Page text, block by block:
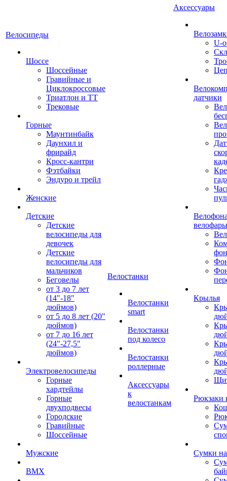
Велосипеды
Шоссе
Шоссейные
Гравийные и
Циклокроссовые
Триатлон и ТТ
Трековые
Горные
Маунтинбайк
Даунхил и
фрирайд
Кросс-кантри
Фэтбайки
Эндуро и трейл
Женские
Детские
Детские
велосипеды для
девочек
Детские
велосипеды для
мальчиков
Беговелы
от 3 до 7 лет
(14"-18"
дюймов)
от 5 до 8 лет (20"
дюймов)
от 7 до 16 лет
(24"-27,5"
дюймов)
Электровелосипеды
Горные
хардтейлы
Горные
двухподвесы
Городские
Гравийные
Шоссейные
Мужские
BMX
Велостанки
Велостанки
smart
Велостанки
под колесо
Велостанки
роллерные
Аксессуары
к
велостанкам
Аксессуары
U-
датчики
велофары
Крылья
Рюкзаки
Сумки